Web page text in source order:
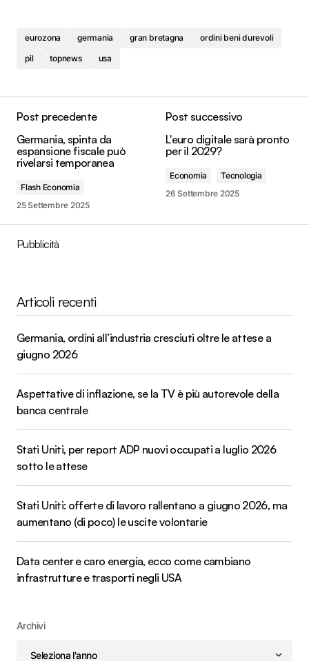
eurozona germania gran bretagna
ordini beni durevoli
pil
topnews usa
Post precedente
Germania, spinta da
espansione fiscale può
rivelarsi temporanea
Flash Economia
25 Settembre 2025
Post successivo
L'euro digitale sarà pronto
per il 2029?
Economia
Tecnologia
26 Settembre 2025
Pubblicità
Articoli recenti
Germania, ordini all’industria cresciuti oltre le attese a
giugno 2026
Aspettative di inflazione, se la TV è più autorevole della
banca centrale
Stati Uniti, per report ADP nuovi occupati a luglio 2026
sotto le attese
Stati Uniti: offerte di lavoro rallentano a giugno 2026, ma
aumentano (di poco) le uscite volontarie
Data center e caro energia, ecco come cambiano
infrastrutture e trasporti negli USA
Archivi